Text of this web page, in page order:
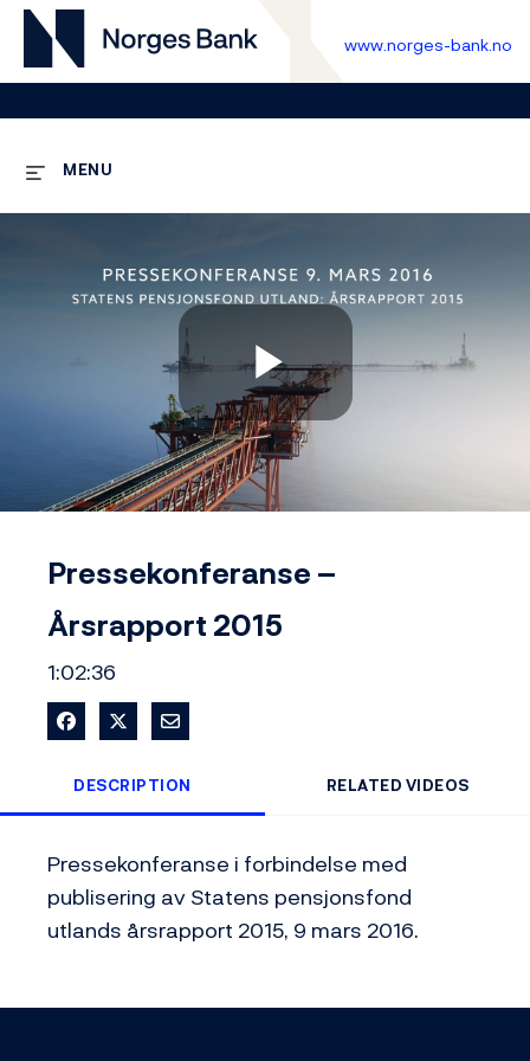
www.norges-bank.no
MENU
Play
Pressekonferanse –
Årsrapport 2015
1:02:36
Share on Facebook
Share on XShare via Email
DESCRIPTION RELATED VIDEOS
Pressekonferanse i forbindelse med
publisering av Statens pensjonsfond
utlands årsrapport 2015, 9 mars 2016.